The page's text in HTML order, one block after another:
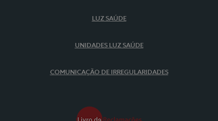
LUZ SAÚDE
UNIDADES LUZ SAÚDE
COMUNICAÇÃO DE IRREGULARIDADES